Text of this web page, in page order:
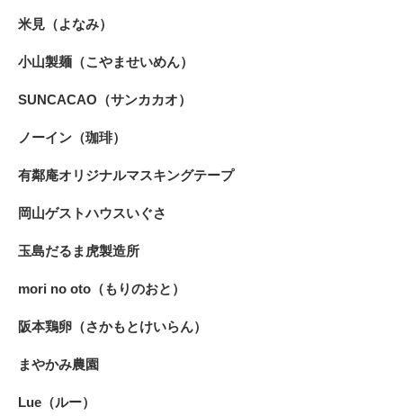
米見（よなみ）
小山製麺（こやませいめん）
SUNCACAO（サンカカオ）
ノーイン（珈琲）
有鄰庵オリジナルマスキングテープ
岡山ゲストハウスいぐさ
玉島だるま虎製造所
mori no oto（もりのおと）
阪本鶏卵（さかもとけいらん）
まやかみ農園
Lue（ルー）